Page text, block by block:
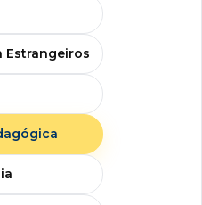
Estrangeiros